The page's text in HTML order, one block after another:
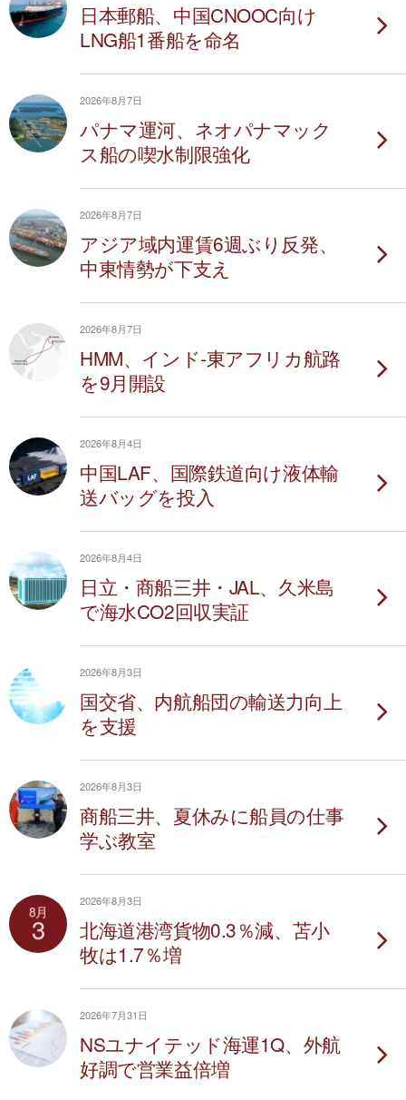
日本郵船、中国CNOOC向け
LNG船1番船を命名
2026年8月7日
パナマ運河、ネオパナマック
ス船の喫水制限強化
2026年8月7日
アジア域内運賃6週ぶり反発、
中東情勢が下支え
2026年8月7日
HMM、インド-東アフリカ航路
を9月開設
2026年8月4日
中国LAF、国際鉄道向け液体輸
送バッグを投入
2026年8月4日
日立・商船三井・JAL、久米島
で海水CO2回収実証
2026年8月3日
国交省、内航船団の輸送力向上
を支援
2026年8月3日
商船三井、夏休みに船員の仕事
学ぶ教室
8月
3
2026年8月3日
北海道港湾貨物0.3％減、苫小
牧は1.7％増
2026年7月31日
NSユナイテッド海運1Q、外航
好調で営業益倍増